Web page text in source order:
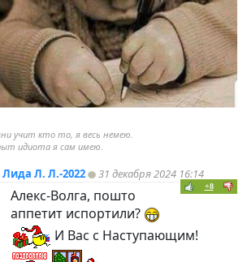
учит кто то, я весь немею.
идиота я сам имею.
Лида Л. Л.-2022 31 декабря 2024 16:14
+8
Алекс-Волга, пошто
аппетит испортили?
И Вас с Наступающим!